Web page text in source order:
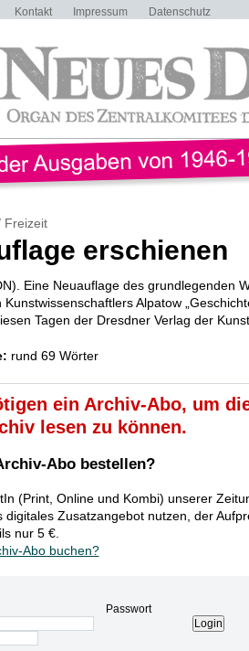
Kontakt Impressum Datenschutz
erschienen
Eine Neuauflage des grundlegenden
Kunstwissenschaftlers Alpatow
Tagen der Dresdner Verlag der
rund 69 Wörter
ein Archiv-Abo, um
lesen zu können.
Abo bestellen?
(Print, Online und Kombi) unserer
digitales Zusatzangebot nutzen, der
nur 5 €.
Abo buchen?
Passwort